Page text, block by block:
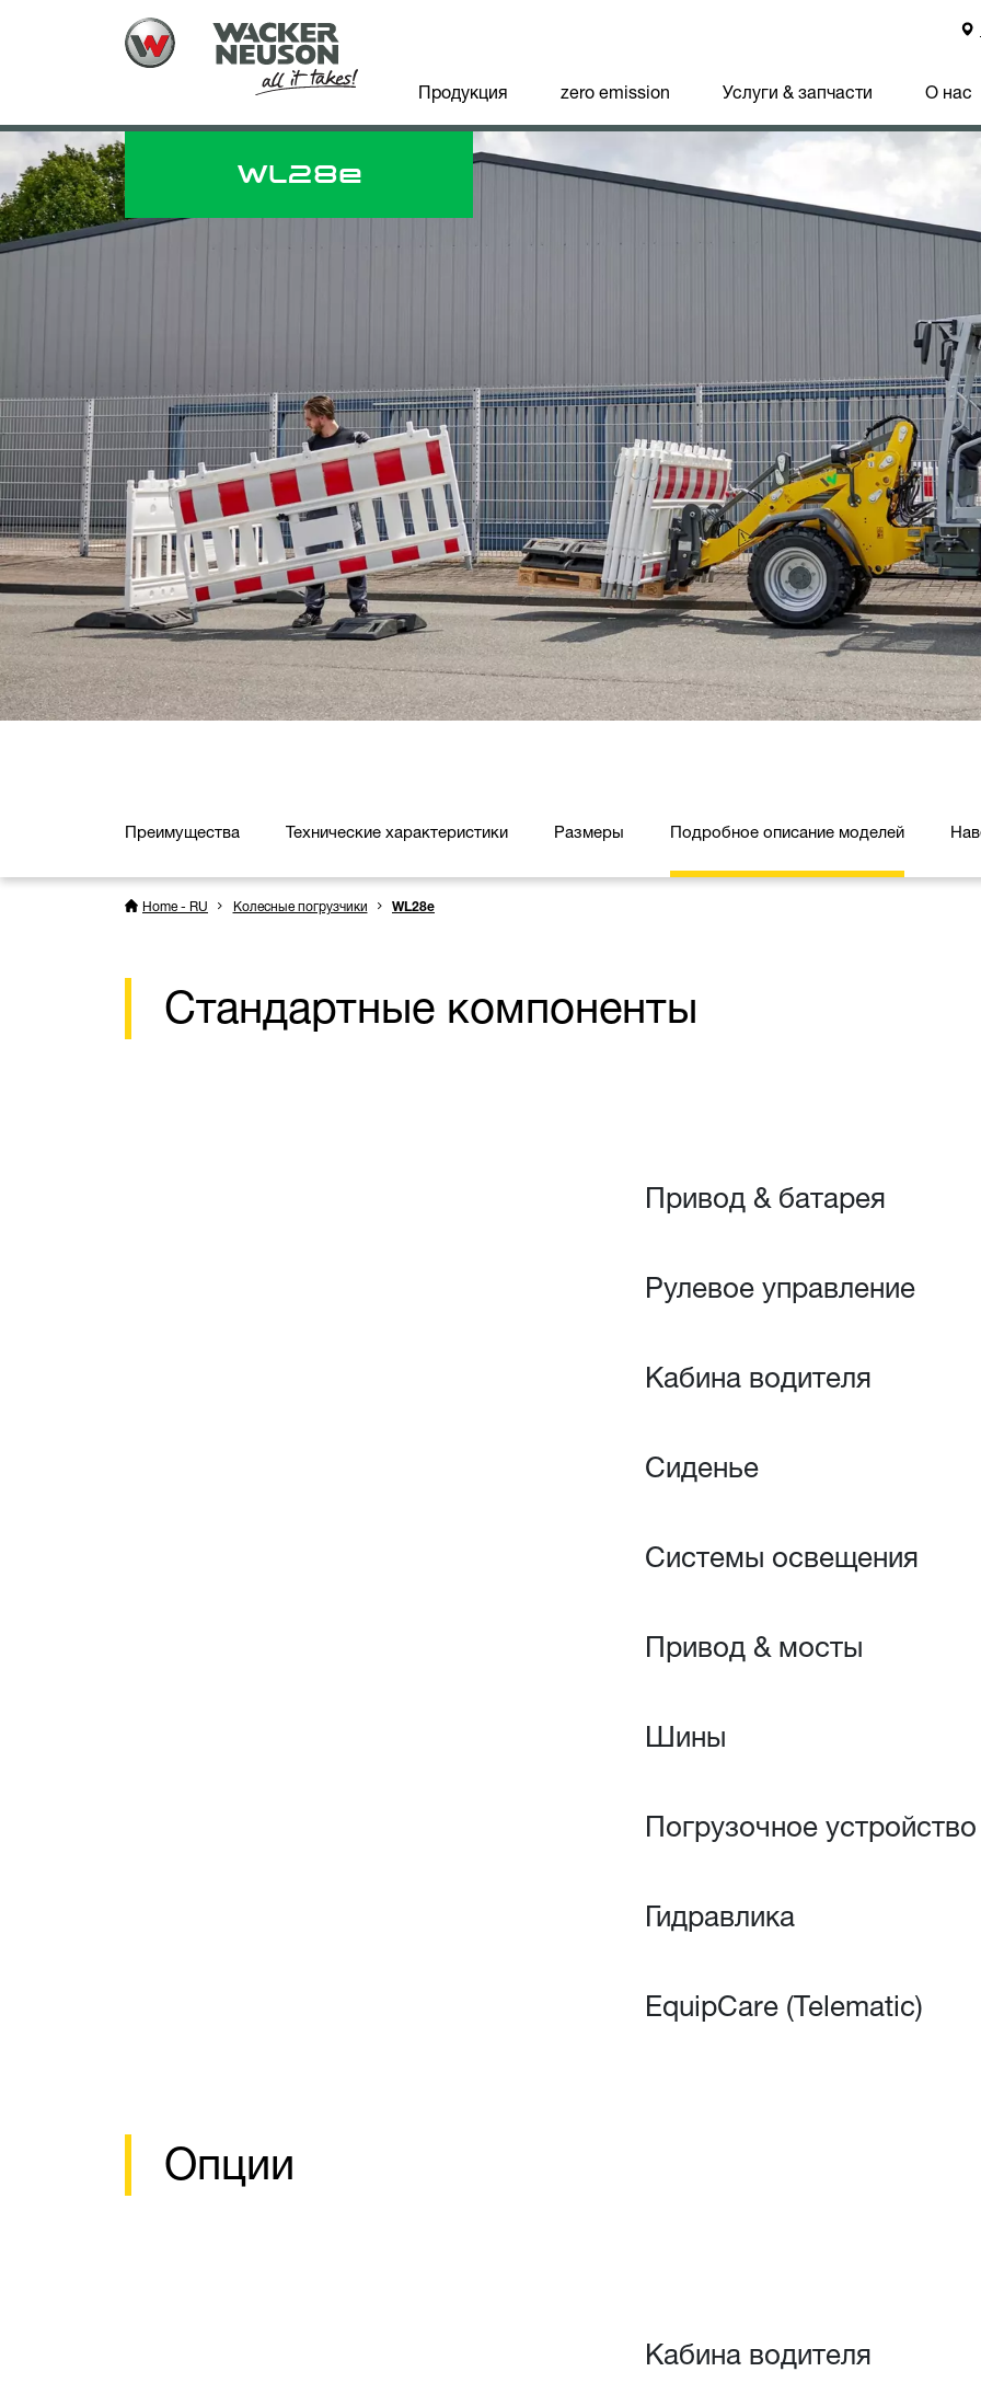
Продукция zero emission Услуги & запчасти О нас
WL28e
Преимущества Технические характеристики Размеры Подробное описание моделей
Home - RU Колесные погрузчики WL28e
Стандартные компоненты
Привод & батарея
Рулевое управление
Кабина водителя
Сиденье
Системы освещения
Привод & мосты
Шины
Погрузочное устройство
Гидравлика
EquipCare (Telematic)
Опции
Кабина водителя